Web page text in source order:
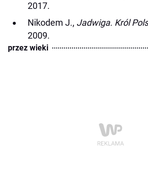
2017.
Nikodem J., Jadwiga. Król
2009.
przez wieki